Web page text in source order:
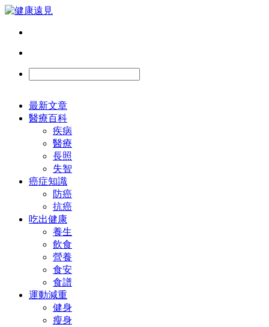
最新文章
醫療百科
疾病
醫療
長照
失智
癌症知識
防癌
抗癌
吃出健康
養生
飲食
營養
食安
食譜
運動減重
健身
瘦身